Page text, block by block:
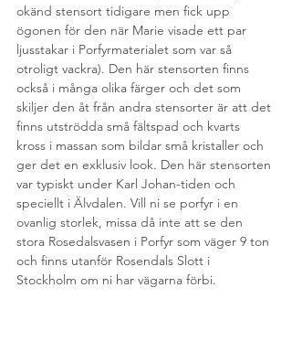
okänd stensort tidigare men fick upp
ögonen för den när Marie visade ett par
ljusstakar i Porfyrmaterialet som var så
otroligt vackra). Den här stensorten finns
också i många olika färger och det som
skiljer den åt från andra stensorter är att det
finns utströdda små fältspad och kvarts
kross i massan som bildar små kristaller och
ger det en exklusiv look. Den här stensorten
var typiskt under Karl Johan-tiden och
speciellt i Älvdalen. Vill ni se porfyr i en
ovanlig storlek, missa då inte att se den
stora Rosedalsvasen i Porfyr som väger 9 ton
och finns utanför Rosendals Slott i
Stockholm om ni har vägarna förbi.